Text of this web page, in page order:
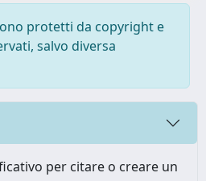
protetti da copyright e
salvo diversa
per citare o creare un